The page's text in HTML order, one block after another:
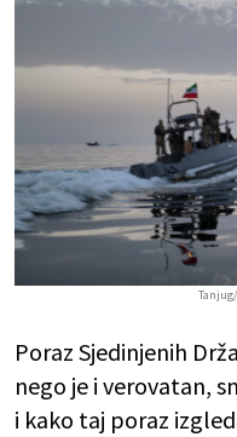
Poraz Sjedinjenih
nego je i verovatan,
i kako taj poraz